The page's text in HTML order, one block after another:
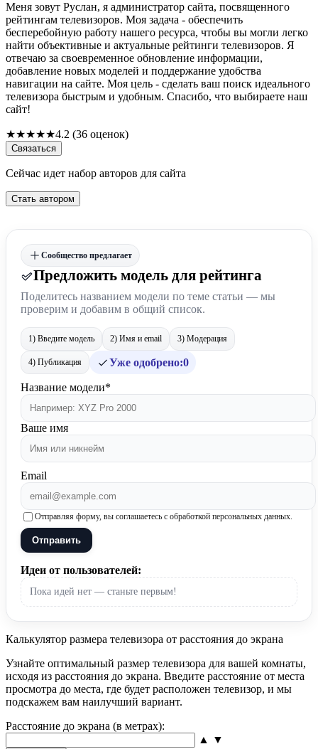
Меня зовут Руслан, я администратор сайта, посвященного
рейтингам телевизоров. Моя задача - обеспечить
бесперебойную работу нашего ресурса, чтобы вы могли легко
найти объективные и актуальные рейтинги телевизоров. Я
отвечаю за своевременное обновление информации,
добавление новых моделей и поддержание удобства
навигации на сайте. Моя цель - сделать ваш поиск идеального
телевизора быстрым и удобным. Спасибо, что выбираете наш
сайт!
★★★★★4.2 (36 оценок)
Связаться
Сейчас идет набор авторов для сайта
Стать автором
Сообщество предлагает
Предложить модель для рейтинга
Поделитесь названием модели по теме статьи — мы
проверим и добавим в общий список.
1) Введите модель 2) Имя и email 3) Модерация
4) Публикация Уже одобрено:0
Название модели*
Ваше имя
Email
Отправляя форму, вы соглашаетесь с обработкой персональных данных.
Отправить
Идеи от пользователей:
Пока идей нет — станьте первым!
Калькулятор размера телевизора от расстояния до экрана
Узнайте оптимальный размер телевизора для вашей комнаты,
исходя из расстояния до экрана. Введите расстояние от места
просмотра до места, где будет расположен телевизор, и мы
подскажем вам наилучший вариант.
Расстояние до экрана (в метрах):
▲ ▼